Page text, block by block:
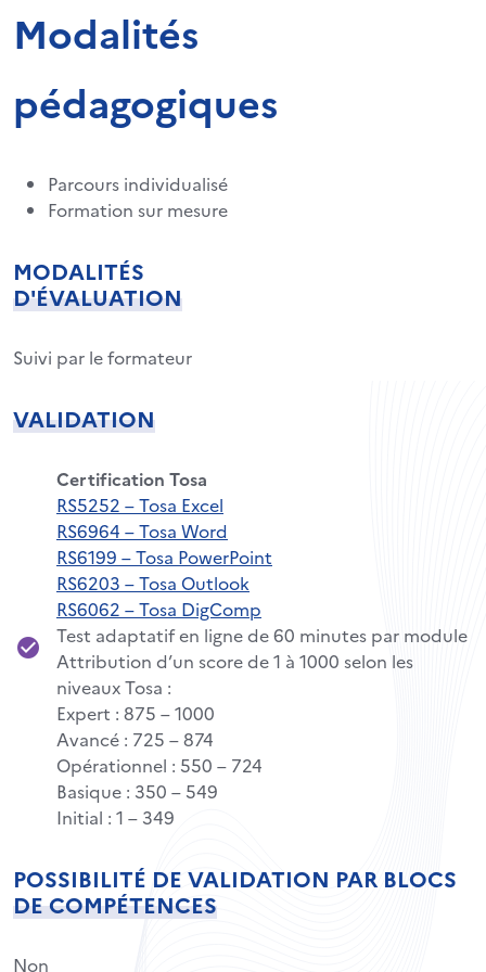
Modalités
pédagogiques
Parcours individualisé
Formation sur mesure
MODALITÉS
D'ÉVALUATION
Suivi par le formateur
VALIDATION
Certification Tosa
RS5252 – Tosa Excel
RS6964 – Tosa Word
RS6199 – Tosa PowerPoint
RS6203 – Tosa Outlook
RS6062 – Tosa DigComp
Test adaptatif en ligne de 60 minutes par module
Attribution d’un score de 1 à 1000 selon les
niveaux Tosa :
Expert : 875 – 1000
Avancé : 725 – 874
Opérationnel : 550 – 724
Basique : 350 – 549
Initial : 1 – 349
POSSIBILITÉ DE VALIDATION PAR BLOCS
DE COMPÉTENCES
Non